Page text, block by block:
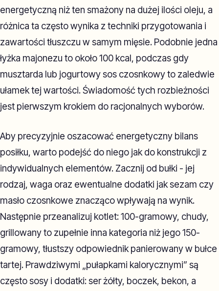
energetyczną niż ten smażony na dużej ilości oleju, a
różnica ta często wynika z techniki przygotowania i
zawartości tłuszczu w samym mięsie. Podobnie jedna
łyżka majonezu to około 100 kcal, podczas gdy
musztarda lub jogurtowy sos czosnkowy to zaledwie
ułamek tej wartości. Świadomość tych rozbieżności
jest pierwszym krokiem do racjonalnych wyborów.
Aby precyzyjnie oszacować energetyczny bilans
posiłku, warto podejść do niego jak do konstrukcji z
indywidualnych elementów. Zacznij od bułki - jej
rodzaj, waga oraz ewentualne dodatki jak sezam czy
masło czosnkowe znacząco wpływają na wynik.
Następnie przeanalizuj kotlet: 100-gramowy, chudy,
grillowany to zupełnie inna kategoria niż jego 150-
gramowy, tłustszy odpowiednik panierowany w bułce
tartej. Prawdziwymi „pułapkami kalorycznymi” są
często sosy i dodatki: ser żółty, boczek, bekon, a